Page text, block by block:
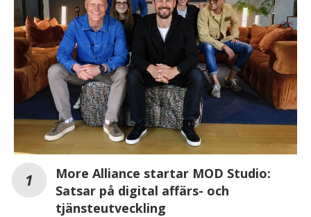
More Alliance startar MOD Studio:
Satsar på digital affärs- och
tjänsteutveckling